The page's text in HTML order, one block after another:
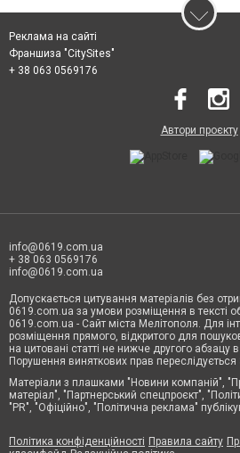
Реклама на сайті
Франшиза "CitySites"
+ 38 063 0569176
Автори проєкту
info@0619.com.ua
+ 38 063 0569176
info@0619.com.ua
Допускається цитування матеріалів без
0619.com.ua за умови розміщення в тексті
0619.com.ua - Сайт міста Мелітополя. Для
розміщення прямого, відкритого для
на цитовані статті не нижче другого абзацу
Порушення виняткових прав
Матеріали з плашками "Новини компаній",
матеріал", "Партнерський спецпроєкт",
"PR", "Офіційно", "Політична реклама"
Політика конфіденційності Правила сайту